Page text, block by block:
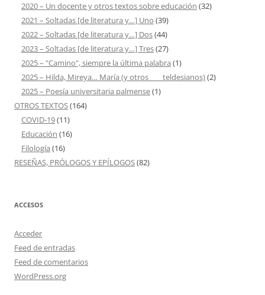
2020 – Un docente y otros textos sobre educación (32)
2021 – Soltadas [de literatura y…] Uno (39)
2022 – Soltadas [de literatura y…] Dos(44)
2023 – Soltadas [de literatura y…] Tres(27)
2025 – "Camino", siempre la última palabra (1)
2025 – Hilda, Mireya… María (y otros ___ teldesianos)(2)
2025 – Poesía universitaria palmense(1)
OTROS TEXTOS(164)
COVID-19(11)
Educación (16)
Filología (16)
RESEÑAS, PRÓLOGOS Y EPÍLOGOS(82)
ACCESOS
Acceder
Feed de entradas
Feed de comentarios
WordPress.org